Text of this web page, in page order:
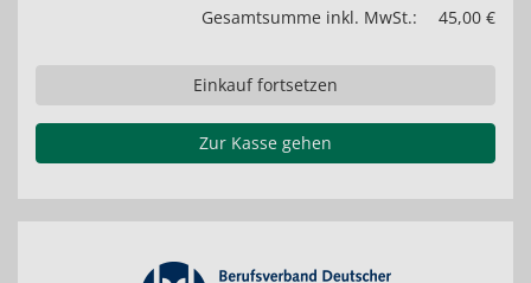
Gesamtsumme inkl. MwSt.: 45,00 €
Einkauf fortsetzen
Zur Kasse gehen